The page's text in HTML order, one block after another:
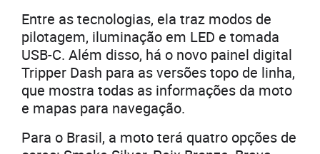
Entre as tecnologias, ela traz modos de
pilotagem, iluminação em LED e tomada
USB-C. Além disso, há o novo painel digital
Tripper Dash para as versões topo de linha,
que mostra todas as informações da moto
e mapas para navegação.
Para o Brasil, a moto terá quatro opções de